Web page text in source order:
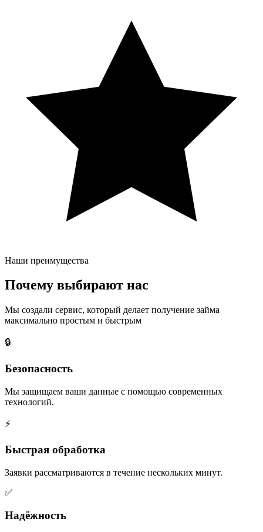
Наши преимущества
Почему выбирают нас
Мы создали сервис, который делает получение займа
максимально простым и быстрым
🔒
Безопасность
Мы защищаем ваши данные с помощью современных
технологий.
⚡
Быстрая обработка
Заявки рассматриваются в течение нескольких минут.
✅
Надёжность